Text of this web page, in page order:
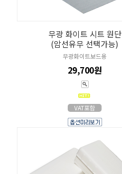
무광 화이트 시트 원단
(암선유무 선택가능)
무광화이트보드용
29,700원
VAT포함